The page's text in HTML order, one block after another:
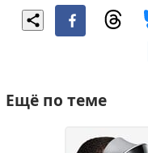
Ещё по теме